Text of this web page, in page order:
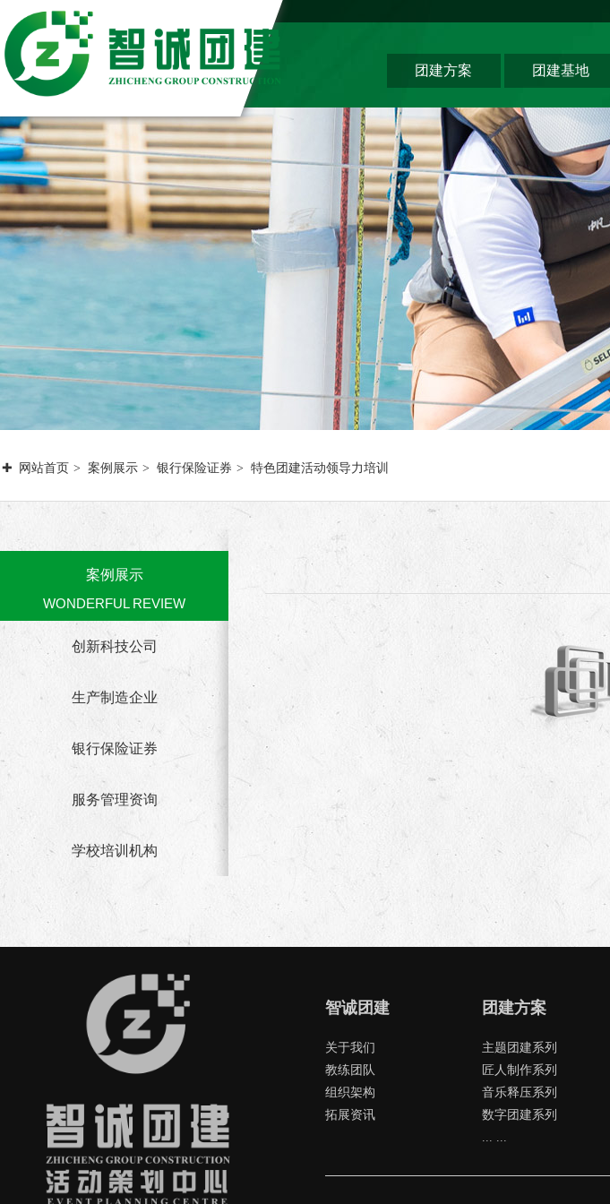
团建方案
匠人制作系列
音乐释压系列
数字团建系列
文化赋能系列
组织运动系列
团建基地
广州基地
东莞基地
惠州基地
佛山基地
清远基地
河源基地
网站首页 案例展示 银行保险证券 特色团建活动领导力培训
案例展示
WONDERFUL REVIEW
创新科技公司
生产制造企业
银行保险证券
服务管理资询
学校培训机构
智诚团建
关于我们
教练团队
组织架构
拓展资讯
团建方案
主题团建系列
匠人制作系列
音乐释压系列
数字团建系列
... ...